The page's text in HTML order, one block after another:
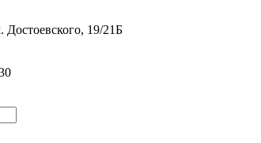
Достоевского, 19/21Б